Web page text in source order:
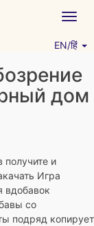
EN/हिं
дом
получите и
Игра
вдобавок
со
подряд копирует